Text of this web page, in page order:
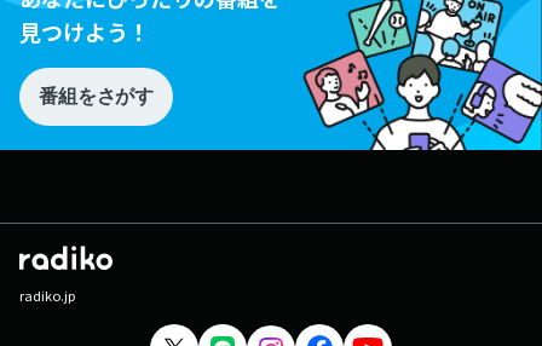
見つけよう！
番組をさがす
radiko.jp